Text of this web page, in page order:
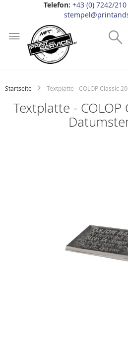
Telefon: +43 (0) 7242/
Inhalt
Startseite Textplatte - COLOP Classic
Textplatte - COLOP